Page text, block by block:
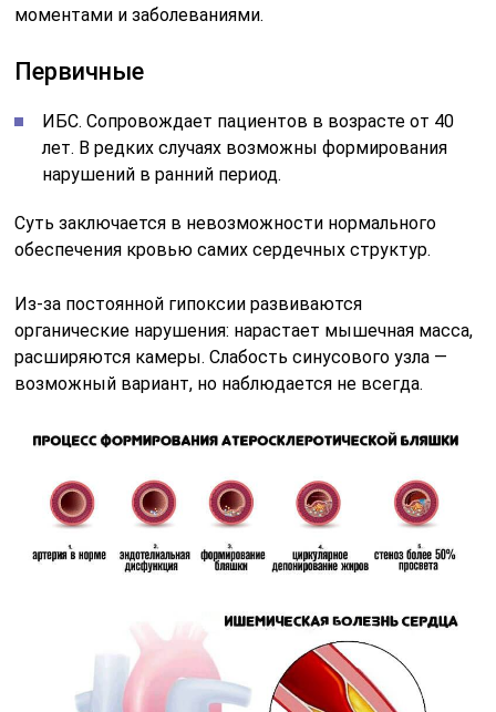
моментами и заболеваниями.
Первичные
ИБС. Сопровождает пациентов в возрасте от 40
лет. В редких случаях возможны формирования
нарушений в ранний период.
Суть заключается в невозможности нормального
обеспечения кровью самих сердечных структур.
Из-за постоянной гипоксии развиваются
органические нарушения: нарастает мышечная масса,
расширяются камеры. Слабость синусового узла —
возможный вариант, но наблюдается не всегда.